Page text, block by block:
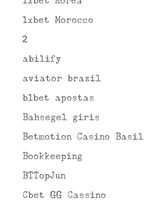
1xbet Morocco
2
abilify
aviator brazil
b1bet apostas
Bahsegel giris
Betmotion Casino Basil
Bookkeeping
BTTopJun
Cbet GG Cassino